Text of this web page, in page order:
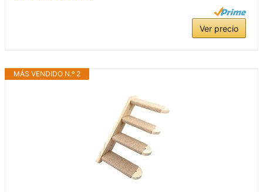
Ver precio
MÁS VENDIDO N.º 2